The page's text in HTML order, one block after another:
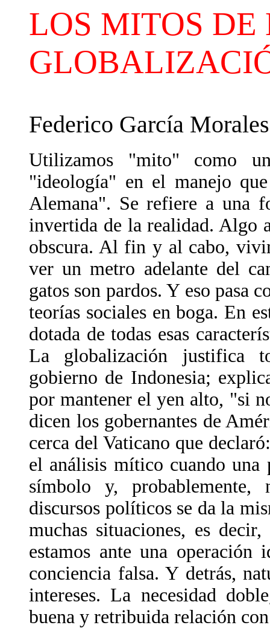
LOS MITOS DE
Federico García Morales
Utilizamos "mito" como
"ideología" en el manejo
Alemana". Se refiere a una
invertida de la realidad. Algo
obscura. Al fin y al cabo,
ver un metro adelante del
gatos son pardos. Y eso pasa
teorías sociales en boga. En
dotada de todas esas
La globalización justifica
gobierno de Indonesia;
por mantener el yen alto, "si
dicen los gobernantes de
cerca del Vaticano que
el análisis mítico cuando una
símbolo y,
discursos políticos se da la
muchas situaciones, es
estamos ante una operación
conciencia falsa. Y detrás,
intereses. La necesidad
buena y retribuida relación